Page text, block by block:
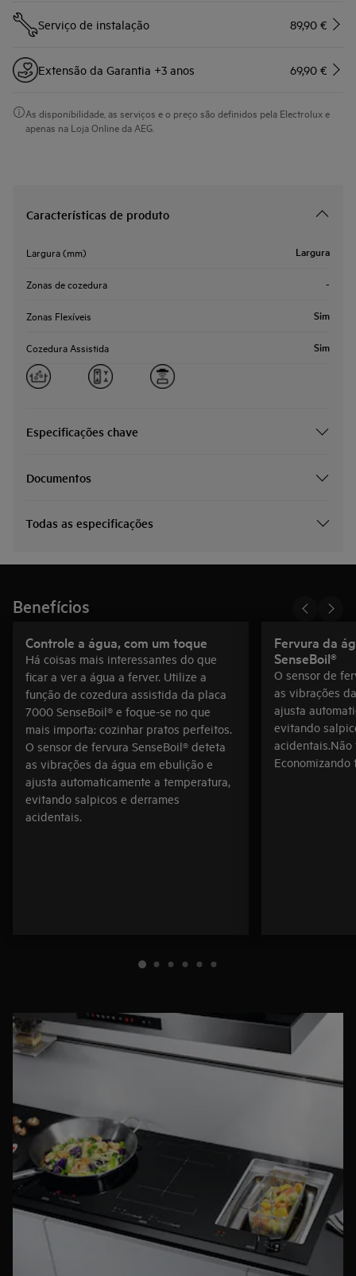
Serviço de instalação 89,90 €
Extensão da Garantia +3 anos 69,90 €
As disponibilidade, as serviços e o preço são definidos pela Electrolux e
apenas na Loja Online da AEG.
Características de produto
Largura (mm) Largura
Zonas de cozedura -
Zonas Flexíveis Sim
Cozedura Assistida Sim
Especificações chave
Documentos
Todas as especificações
Benefícios
Controle a água, com um toque
Há coisas mais interessantes do que
ficar a ver a água a ferver. Utilize a
função de cozedura assistida da placa
7000 SenseBoil® e foque-se no que
mais importa: cozinhar pratos perfeitos.
O sensor de fervura SenseBoil® deteta
as vibrações da água em ebulição e
ajusta automaticamente a temperatura,
evitando salpicos e derrames
acidentais.
Fervura da
SenseBoil®
O sensor de
as vibrações
ajusta
evitando
Economizando